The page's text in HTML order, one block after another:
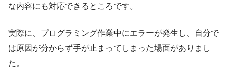
な内容にも対応できるところです。
実際に、プログラミング作業中にエラーが発生し、自分で
は原因が分からず手が止まってしまった場面がありまし
た。